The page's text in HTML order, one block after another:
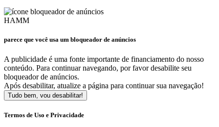
HAMM
parece que você usa um bloqueador de anúncios
A publicidade é uma fonte importante de financiamento do nosso
conteúdo. Para continuar navegando, por favor desabilite seu
bloqueador de anúncios.
Após desabilitar, atualize a página para continuar sua navegação!
Tudo bem, vou desabilitar!
Termos de Uso e Privacidade